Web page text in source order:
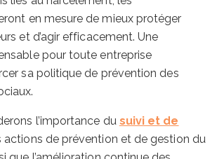
en mesure de mieux protéger
et d’agir efficacement. Une
pour toute entreprise
sa politique de prévention des
l’importance du suivi et de
actions de prévention et de gestion du